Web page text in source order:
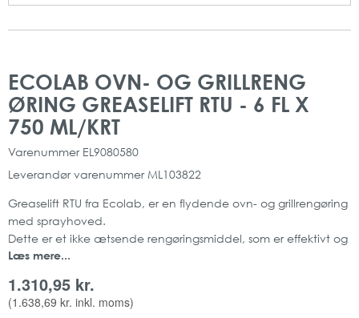
ECOLAB OVN- OG GRILLRENG
ØRING GREASELIFT RTU - 6 FL X
750 ML/KRT
Varenummer EL9080580
Leverandør varenummer ML103822
Greaselift RTU fra Ecolab, er en flydende ovn- og grillrengøring
med sprayhoved.
Dette er et ikke ætsende rengøringsmiddel, som er effektivt og
hurtigt virkende til rengøring af bl.a. ovne.
håndtere.
Indeholder: 750 ml
Læs mere...
1.310,95 kr.
(1.638,69 kr. inkl. moms)
slutningen
af
billedgalleriet
starten
af
billedgalleriet